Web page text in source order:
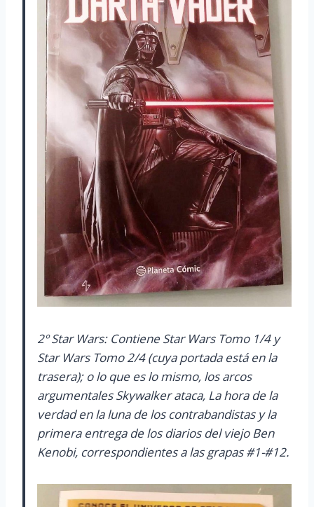
2º Star Wars: Contiene Star Wars Tomo 1/4 y
Star Wars Tomo 2/4 (cuya portada está en la
trasera); o lo que es lo mismo, los arcos
argumentales Skywalker ataca, La hora de la
verdad en la luna de los contrabandistas y la
primera entrega de los diarios del viejo Ben
Kenobi, correspondientes a las grapas #1-#12.